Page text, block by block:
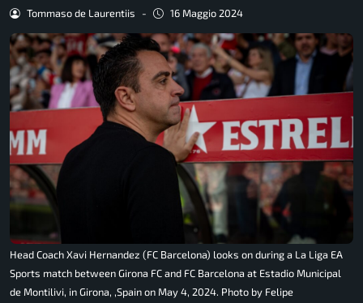
Tommaso de Laurentiis - 16 Maggio 2024
Head Coach Xavi Hernandez (FC Barcelona) looks on during a La Liga EA
Sports match between Girona FC and FC Barcelona at Estadio Municipal
de Montilivi, in Girona, ,Spain on May 4, 2024. Photo by Felipe